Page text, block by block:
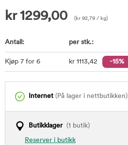
kr1299,00 ( kr 92,79 / kg)
Antall: per stk.:
Kjøp 7 for 6 kr 1113,42 -15%
Internet (På lager i nettbutikken)
Butikklager(1 butik)
Reserver i butikk